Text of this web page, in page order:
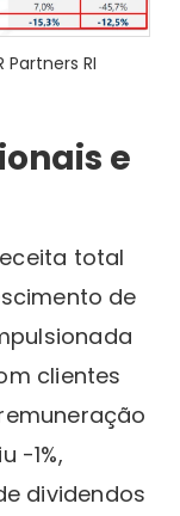
RI
e
total
de
clientes
-1%,
dividendos